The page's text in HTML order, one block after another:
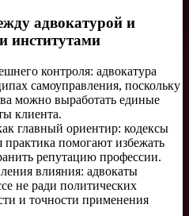
адвокатурой и
институтами
контроля: адвокатура
самоуправления, поскольку
можно выработать единые
клиента.
главный ориентир: кодексы
помогают избежать
репутацию профессии.
влияния: адвокаты
не ради политических
и точности применения